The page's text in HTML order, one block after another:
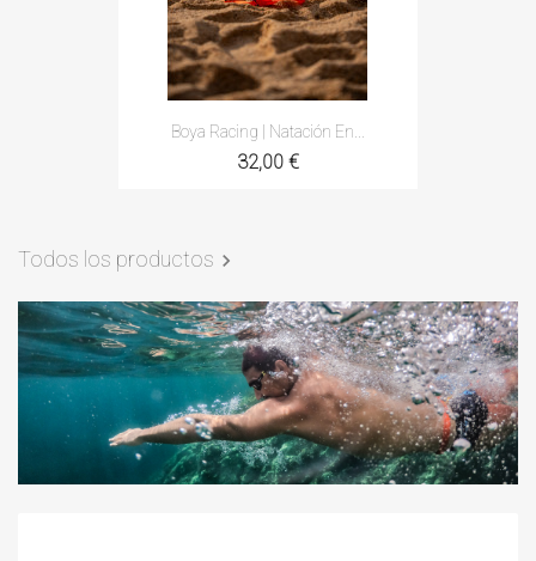
Boya Racing | Natación En...
32,00 €
Todos los productos 